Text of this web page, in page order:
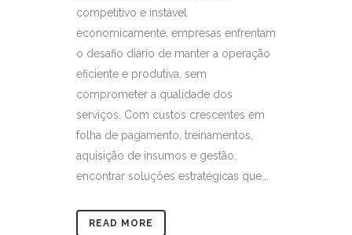
competitivo e instável
economicamente, empresas enfrentam
o desafio diário de manter a operação
eficiente e produtiva, sem
comprometer a qualidade dos
serviços. Com custos crescentes em
folha de pagamento, treinamentos,
aquisição de insumos e gestão,
encontrar soluções estratégicas que...
READ MORE